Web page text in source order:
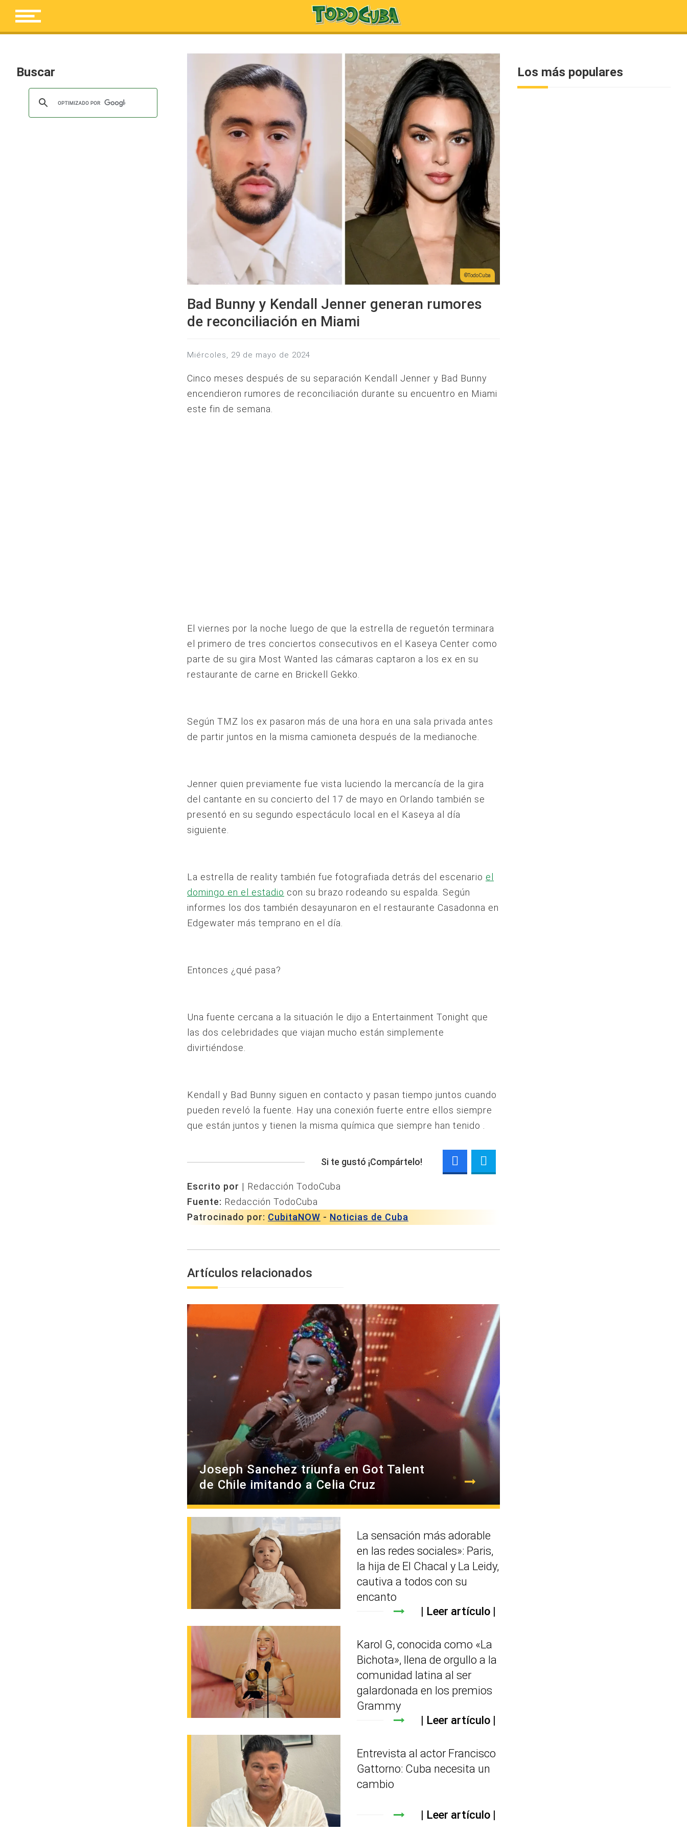
Buscar
TodoCuba
Bad Bunny y Kendall Jenner generan rumores
de reconciliación en Miami
miércoles, 29 de mayo de 2024
Cinco meses después de su separación Kendall Jenner y Bad Bunny
encendieron rumores de reconciliación durante su encuentro en Miami
este fin de semana.
El viernes por la noche luego de que la estrella de reguetón terminara
el primero de tres conciertos consecutivos en el Kaseya Center como
parte de su gira Most Wanted las cámaras captaron a los ex en su
restaurante de carne en Brickell Gekko.
Según TMZ los ex pasaron más de una hora en una sala privada antes
de partir juntos en la misma camioneta después de la medianoche.
Jenner quien previamente fue vista luciendo la mercancía de la gira
del cantante en su concierto del 17 de mayo en Orlando también se
presentó en su segundo espectáculo local en el Kaseya al día
siguiente.
La estrella de reality también fue fotografiada detrás del escenario el
domingo en el estadio con su brazo rodeando su espalda. Según
informes los dos también desayunaron en el restaurante Casadonna en
Edgewater más temprano en el día.
Entonces ¿qué pasa?
Una fuente cercana a la situación le dijo a Entertainment Tonight que
las dos celebridades que viajan mucho están simplemente
divirtiéndose.
Kendall y Bad Bunny siguen en contacto y pasan tiempo juntos cuando
pueden reveló la fuente. Hay una conexión fuerte entre ellos siempre
que están juntos y tienen la misma química que siempre han tenido .
Si te gustó ¡Compártelo!
Escrito por | Redacción TodoCuba
Fuente: Redacción TodoCuba
Patrocinado por: CubitaNOW - Noticias de Cuba
Artículos relacionados
Joseph Sanchez triunfa en Got Talent
de Chile imitando a Celia Cruz
La sensación más adorable
en las redes sociales»: Paris,
la hija de El Chacal y La Leidy,
cautiva a todos con su
encanto
Leer artículo
Karol G, conocida como «La
Bichota», llena de orgullo a la
comunidad latina al ser
galardonada en los premios
Grammy
Leer artículo
Entrevista al actor Francisco
Gattorno: Cuba necesita un
cambio
Leer artículo
Los más populares